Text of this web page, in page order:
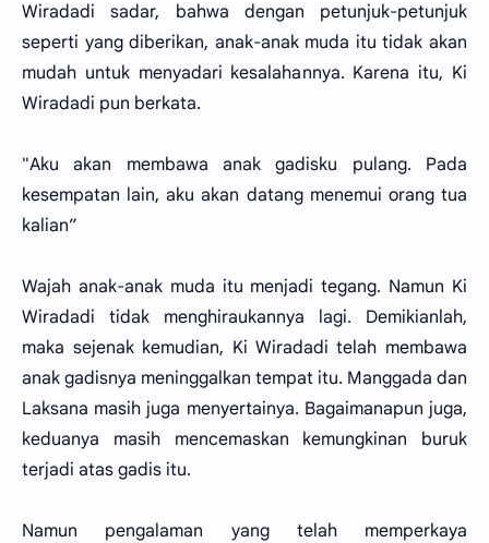
Wiradadi sadar, bahwa dengan petunjuk-petunjuk
seperti yang diberikan, anak-anak muda itu tidak akan
mudah untuk menyadari kesalahannya. Karena itu, Ki
Wiradadi pun berkata.
"Aku akan membawa anak gadisku pulang. Pada
kesempatan lain, aku akan datang menemui orang tua
kalian”
Wajah anak-anak muda itu menjadi tegang. Namun Ki
Wiradadi tidak menghiraukannya lagi. Demikianlah,
maka sejenak kemudian, Ki Wiradadi telah membawa
anak gadisnya meninggalkan tempat itu. Manggada dan
Laksana masih juga menyertainya. Bagaimanapun juga,
keduanya masih mencemaskan kemungkinan buruk
terjadi atas gadis itu.
Namun pengalaman yang telah memperkaya